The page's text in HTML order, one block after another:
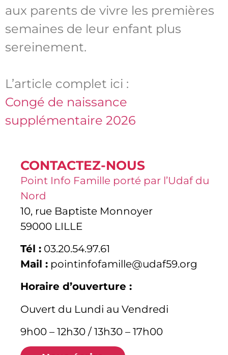
aux parents de vivre les premières
semaines de leur enfant plus
sereinement.
L’article complet ici :
Congé de naissance
supplémentaire 2026
CONTACTEZ-NOUS
Point Info Famille porté par l’Udaf du
Nord
10, rue Baptiste Monnoyer
59000 LILLE
Tél : 03.20.54.97.61
Mail : pointinfofamille@udaf59.org
Horaire d’ouverture :
Ouvert du Lundi au Vendredi
9h00 – 12h30 / 13h30 – 17h00